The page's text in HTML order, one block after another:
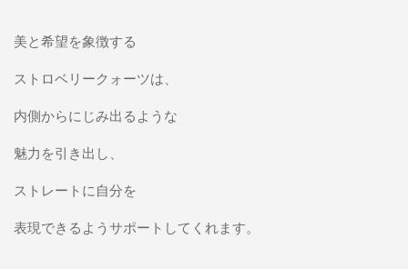
美と希望を象徴する
ストロベリークォーツは、
内側からにじみ出るような
魅力を引き出し、
ストレートに自分を
表現できるようサポートしてくれます。